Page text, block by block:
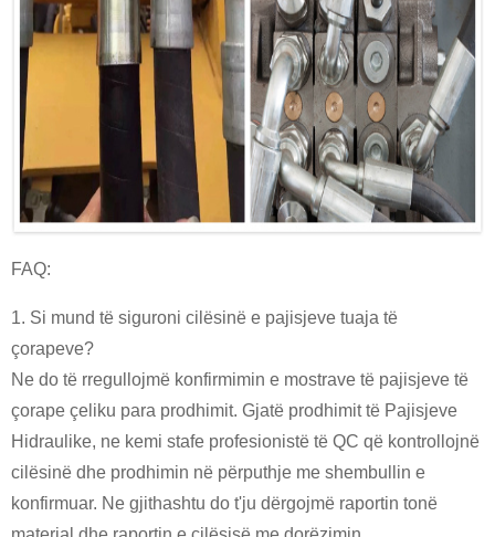
FAQ:
1. Si mund të siguroni cilësinë e pajisjeve tuaja të
çorapeve?
Ne do të rregullojmë konfirmimin e mostrave të pajisjeve të
çorape çeliku para prodhimit. Gjatë prodhimit të Pajisjeve
Hidraulike, ne kemi stafe profesionistë të QC që kontrollojnë
cilësinë dhe prodhimin në përputhje me shembullin e
konfirmuar. Ne gjithashtu do t'ju dërgojmë raportin tonë